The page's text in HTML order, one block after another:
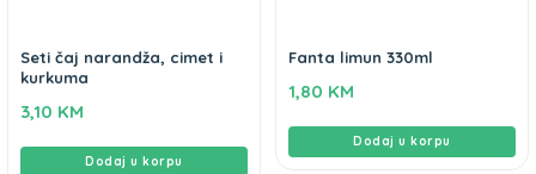
Seti čaj narandža, cimet i
kurkuma
3,10 KM
Dodaj u korpu
Fanta limun 330ml
1,80 KM
Dodaj u korpu